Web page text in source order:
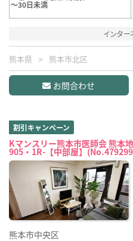
～30日未満
インター
熊本県 熊本市北区
お問合わせ
割引キャンペーン
Kマンスリー熊本市医師会 熊本
905・1R-【中部屋】
熊本市中央区